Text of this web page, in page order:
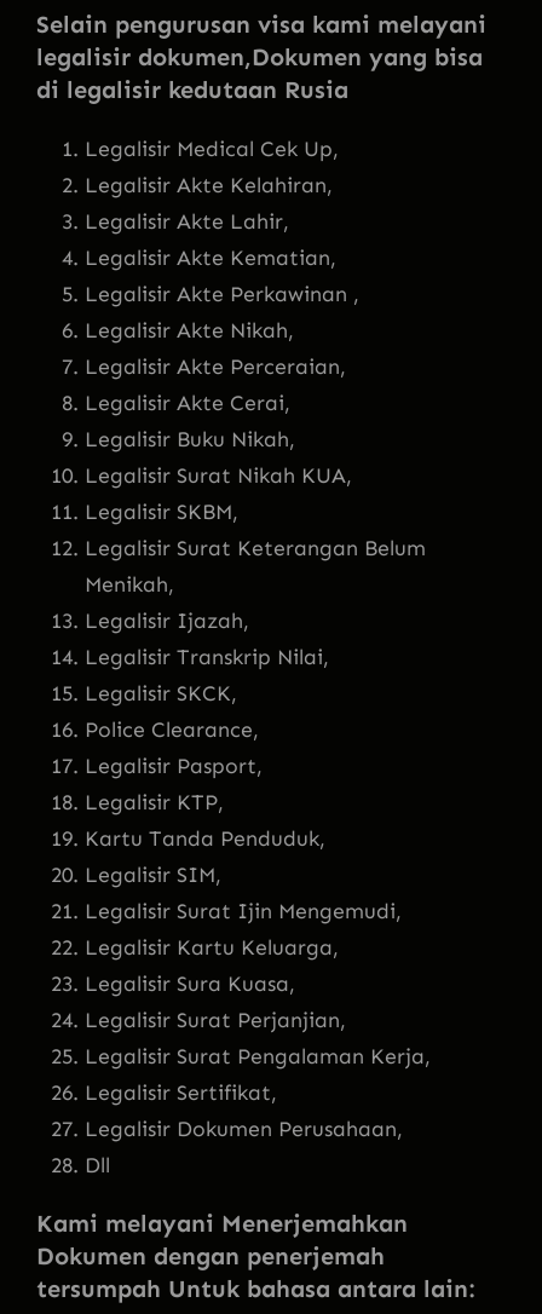
Selain pengurusan visa kami melayani
legalisir dokumen,Dokumen yang bisa
di legalisir kedutaan Rusia
Legalisir Medical Cek Up,
Legalisir Akte Kelahiran,
Legalisir Akte Lahir,
Legalisir Akte Kematian,
Legalisir Akte Perkawinan ,
Legalisir Akte Nikah,
Legalisir Akte Perceraian,
Legalisir Akte Cerai,
Legalisir Buku Nikah,
Legalisir Surat Nikah KUA,
Legalisir SKBM,
Legalisir Surat Keterangan Belum
Menikah,
Legalisir Ijazah,
Legalisir Transkrip Nilai,
Legalisir SKCK,
Police Clearance,
Legalisir Pasport,
Legalisir KTP,
Kartu Tanda Penduduk,
Legalisir SIM,
Legalisir Surat Ijin Mengemudi,
Legalisir Kartu Keluarga,
Legalisir Sura Kuasa,
Legalisir Surat Perjanjian,
Legalisir Surat Pengalaman Kerja,
Legalisir Sertifikat,
Legalisir Dokumen Perusahaan,
Dll
Kami melayani Menerjemahkan
Dokumen dengan penerjemah
tersumpah Untuk bahasa antara lain: